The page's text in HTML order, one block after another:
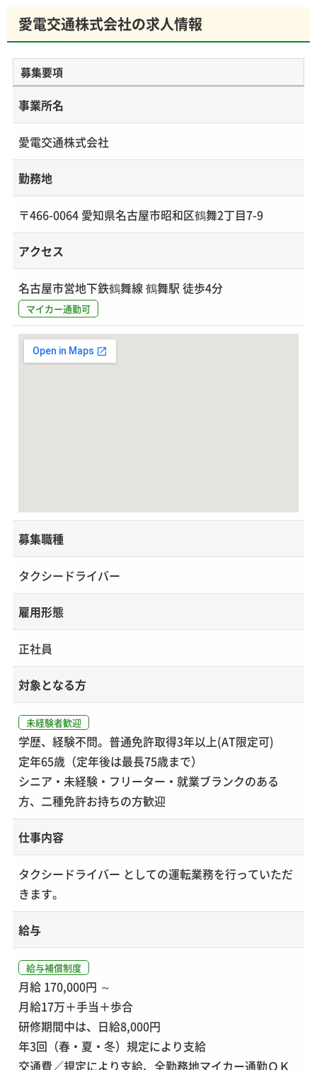
愛電交通株式会社の求人情報
募集要項
事業所名
愛電交通株式会社
勤務地
〒466-0064 愛知県名古屋市昭和区鶴舞2丁目7-9
アクセス
名古屋市営地下鉄鶴舞線 鶴舞駅 徒歩4分
マイカー通勤可
募集職種
タクシードライバー
雇用形態
正社員
対象となる方
未経験者歓迎
学歴、経験不問。普通免許取得3年以上(AT限定可)
定年65歳（定年後は最長75歳まで）
シニア・未経験・フリーター・就業ブランクのある
方、二種免許お持ちの方歓迎
仕事内容
タクシードライバー としての運転業務を行っていただ
きます。
給与
給与補償制度
月給 170,000円 ～
月給17万＋手当＋歩合
研修期間中は、日給8,000円
年3回（春・夏・冬）規定により支給
交通費／規定により支給、全勤務地マイカー通勤ＯＫ